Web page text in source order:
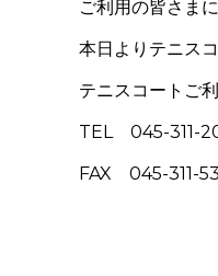
ご利用の皆さま
本日よりテニス
テニスコートご
TEL 045-311-
FAX 045-311-